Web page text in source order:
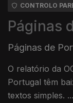
CONTROLO
Páginas
Páginas de
O relatório da
Portugal têm
textos simples. ...